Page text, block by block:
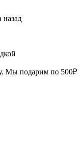
Мы подарим по 500₽